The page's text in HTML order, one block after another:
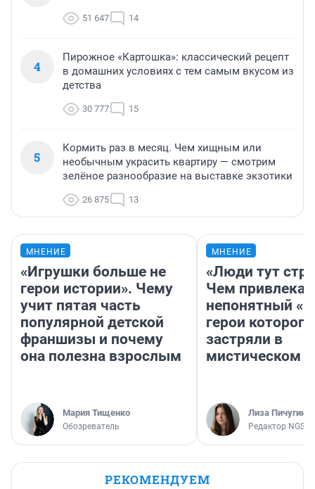
51 647 14
4
Пирожное «Картошка»: классический рецепт
в домашних условиях с тем самым вкусом из
детства
30 777 15
5
Кормить раз в месяц. Чем хищным или
необычным украсить квартиру — смотрим
зелёное разнообразие на выставке экзотики
26 875 13
МНЕНИЕ
«Игрушки больше не
герои истории». Чему
учит пятая часть
популярной детской
франшизы и почему
она полезна взрослым
Мария Тищенко
Обозреватель
МНЕНИЕ
«Люди тут
Чем
непонятный
герои которого
застряли в
мистическом
Лиза Пичугина
Редактор
РЕКОМЕНДУЕМ